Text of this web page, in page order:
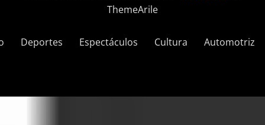
ThemeArile
Deportes Espectáculos Cultura Automotriz